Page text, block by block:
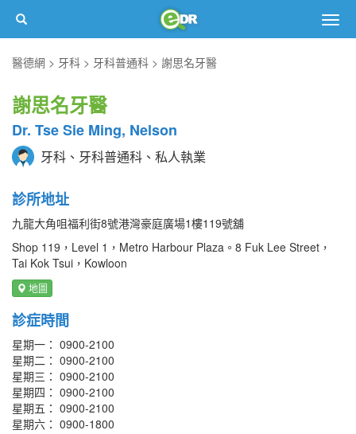
醫德網
牙科 牙科普通科 謝思名牙醫
謝思名牙醫
Dr. Tse Sie Ming, Nelson
牙科、牙科普通科、私人執業
診所地址
九龍大角咀福利街8號港灣豪庭廣場1樓119號舖
Shop 119，Level 1，Metro Harbour Plaza。8 Fuk Lee Street，
Tai Kok Tsui，Kowloon
地圖
診症時間
星期一： 0900-2100
星期二： 0900-2100
星期三： 0900-2100
星期四： 0900-2100
星期五： 0900-2100
星期六： 0900-1800